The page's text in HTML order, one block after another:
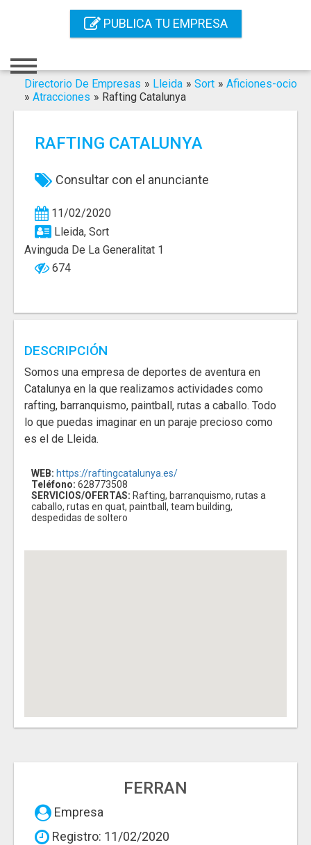
PUBLICA TU EMPRESA
Registro
Contacto
Servicios Online
Servicios SEO
Publica Tu Empresa
Buscar
Directorio De Empresas » Lleida » Sort » Aficiones-ocio
» Atracciones » Rafting Catalunya
RAFTING CATALUNYA
Consultar con el anunciante
11/02/2020
Lleida, Sort
Avinguda De La Generalitat 1
674
DESCRIPCIÓN
Somos una empresa de deportes de aventura en
Catalunya en la que realizamos actividades como
rafting, barranquismo, paintball, rutas a caballo. Todo
lo que puedas imaginar en un paraje precioso como
es el de Lleida.
WEB: https://raftingcatalunya.es/
Teléfono: 628773508
SERVICIOS/OFERTAS: Rafting, barranquismo, rutas a
caballo, rutas en quat, paintball, team building,
despedidas de soltero
FERRAN
Empresa
Registro: 11/02/2020